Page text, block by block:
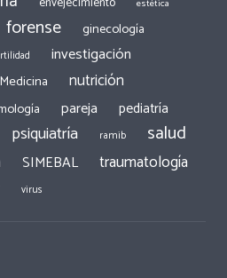
estética
forense ginecología
investigación
Medicina nutrición
pareja pediatría
psiquiatría ramib salud
SIMEBAL traumatología
virus